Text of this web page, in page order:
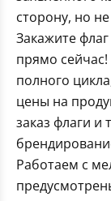
сторону, но
Закажите
прямо
полного
цены на
заказ флаги и
Работаем с